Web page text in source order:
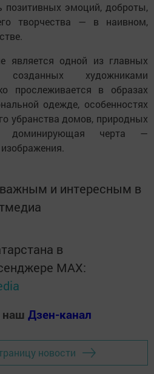
позитивных эмоций, доброты,
творчества — в наивном,
является одной из главных
художниками
прослеживается в образах
одежде, особенностях
убранства домов, природных
доминирующая черта —
и интересным в
в
MАХ:
наш Дзен-канал
новости